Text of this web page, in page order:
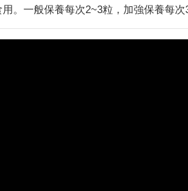
。一般保養每次2~3粒，加強保養每次